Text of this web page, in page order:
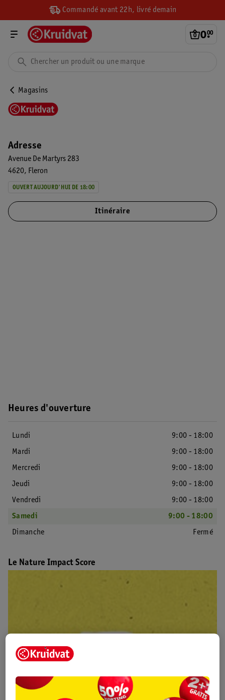
Commandé avant 22h, livré demain
0.
00
Magasins
Adresse
Avenue De Martyrs 283
4620
Fleron
OUVERT AUJOURD'HUI DE 18:00
Itinéraire
Heures d'ouverture
Lundi
9:00 - 18:00
Mardi
9:00 - 18:00
Mercredi
9:00 - 18:00
Jeudi
9:00 - 18:00
Vendredi
9:00 - 18:00
Samedi
9:00 - 18:00
Dimanche
Fermé
Le Nature Impact Score